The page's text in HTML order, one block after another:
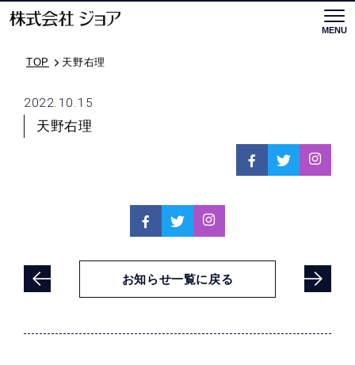
MENU
採用情報
販売代理店の方
TOP 天野右理
2022.10.15
天野右理
お知らせ一覧に戻る